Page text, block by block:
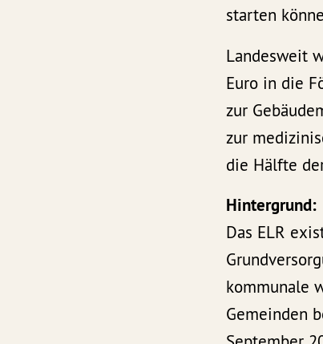
starten
Landesweit
Euro in die
zur
zur
die Hälfte
Hintergrund:
Das ELR
kommunale
Gemeinden